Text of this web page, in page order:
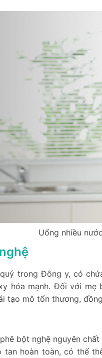
Uống nhiều
trong Đông y, có
hóa mạnh. Đối với mẹ
tạo mô tổn thương,
bột nghệ nguyên
tan hoàn toàn, có thể